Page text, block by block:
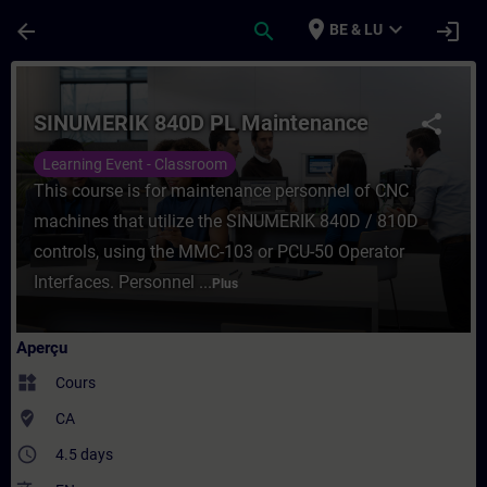
arrow_back search place BE & LU expand_more login
Cours - SINUMERIK 840D PL
share
SINUMERIK 840D PL Maintenance
Learning Event - Classroom
This course is for maintenance personnel of CNC
machines that utilize the SINUMERIK 840D / 810D
controls, using the MMC-103 or PCU-50 Operator
Interfaces. Personnel ... Plus
Aperçu
widgets Cours
where_to_vote CA
access_time 4.5 days